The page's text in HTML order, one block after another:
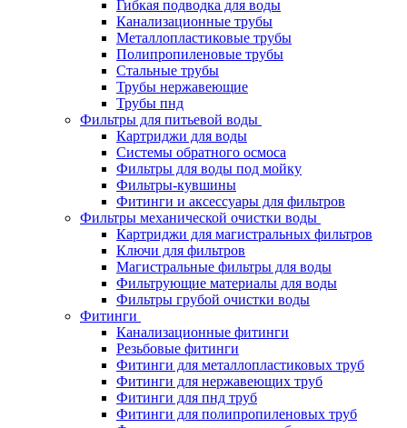
Гибкая подводка для воды
Канализационные трубы
Металлопластиковые трубы
Полипропиленовые трубы
Стальные трубы
Трубы нержавеющие
Трубы пнд
Фильтры для питьевой воды
Картриджи для воды
Системы обратного осмоса
Фильтры для воды под мойку
Фильтры-кувшины
Фитинги и аксессуары для фильтров
Фильтры механической очистки воды
Картриджи для магистральных фильтров
Ключи для фильтров
Магистральные фильтры для воды
Фильтрующие материалы для воды
Фильтры грубой очистки воды
Фитинги
Канализационные фитинги
Резьбовые фитинги
Фитинги для металлопластиковых труб
Фитинги для нержавеющих труб
Фитинги для пнд труб
Фитинги для полипропиленовых труб